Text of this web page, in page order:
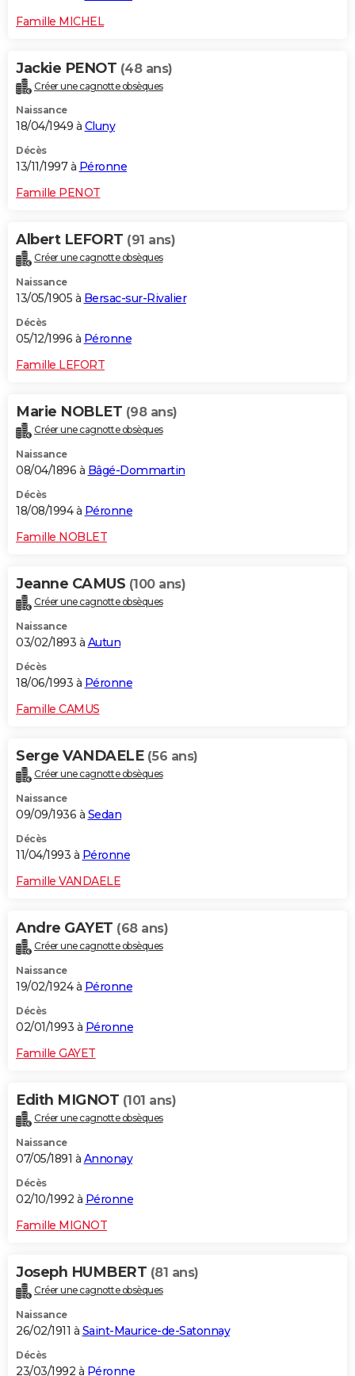
Famille MICHEL
Jackie PENOT (48 ans)
Créer une cagnotte obsèques
Naissance
18/04/1949 à Cluny
Décès
13/11/1997 à Péronne
Famille PENOT
Albert LEFORT (91 ans)
Créer une cagnotte obsèques
Naissance
13/05/1905 à Bersac-sur-Rivalier
Décès
05/12/1996 à Péronne
Famille LEFORT
Marie NOBLET (98 ans)
Créer une cagnotte obsèques
Naissance
08/04/1896 à Bâgé-Dommartin
Décès
18/08/1994 à Péronne
Famille NOBLET
Jeanne CAMUS (100 ans)
Créer une cagnotte obsèques
Naissance
03/02/1893 à Autun
Décès
18/06/1993 à Péronne
Famille CAMUS
Serge VANDAELE (56 ans)
Créer une cagnotte obsèques
Naissance
09/09/1936 à Sedan
Décès
11/04/1993 à Péronne
Famille VANDAELE
Andre GAYET (68 ans)
Créer une cagnotte obsèques
Naissance
19/02/1924 à Péronne
Décès
02/01/1993 à Péronne
Famille GAYET
Edith MIGNOT (101 ans)
Créer une cagnotte obsèques
Naissance
07/05/1891 à Annonay
Décès
02/10/1992 à Péronne
Famille MIGNOT
Joseph HUMBERT (81 ans)
Créer une cagnotte obsèques
Naissance
26/02/1911 à Saint-Maurice-de-Satonnay
Décès
23/03/1992 à Péronne